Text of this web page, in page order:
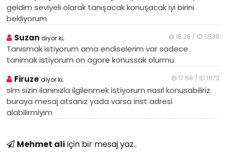
geldim seviyeli olarak tanışacak konuşacak iyi birini
bekliyorum
Suzan diyor ki; 18:28 / ID:11538
Tanısmak istiyorum ama endiselerim var sadece
tanimak istiyorum on agore konussak olurmu
Firuze diyor ki; 17:58 / ID:11173
slm sizin ilanınızla ilgilenmek istiyorum nasıl konusabiliriz
buraya mesaj atsanız yada varsa inst adresi
alabilirmiyim
Mehmet ali için bir mesaj yaz..